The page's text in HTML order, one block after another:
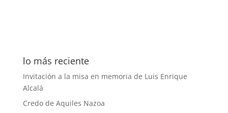
lo más reciente
Invitación a la misa en memoria de Luis Enrique
Alcalá
Credo de Aquiles Nazoa